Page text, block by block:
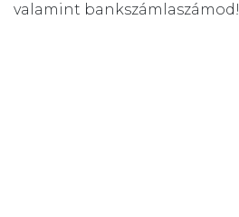
valamint bankszámlaszámod!